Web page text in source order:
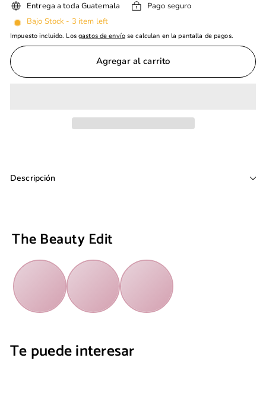
Entrega a toda Guatemala
Pago seguro
Bajo Stock - 3 item left
Impuesto incluido. Los gastos de envíose calculan en la pantalla de pagos.
Agregar al carrito
Descripción
The Beauty Edit
Te puede interesar